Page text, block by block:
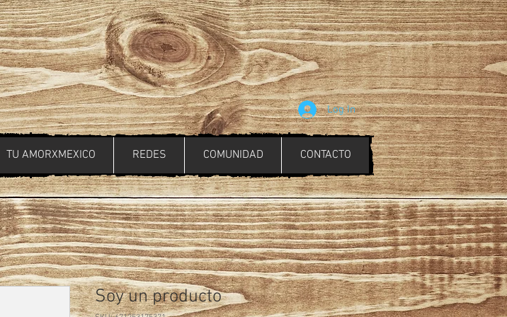
Log In
TU AMORXMEXICO REDES COMUNIDAD CONTACTO
Soy un producto